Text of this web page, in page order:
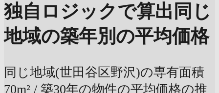
独自ロジックで算出 同じ
地域の築年別の平均価格
同じ地域(世田谷区野沢)の専有面積
70m² / 築30年の物件の平均価格の推